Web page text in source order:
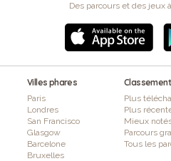
Des parcours et des jeux
Villes phares
Paris
Londres
San Francisco
Glasgow
Barcelone
Bruxelles
Plus
Plus
Mieux
Parcours
Tous les